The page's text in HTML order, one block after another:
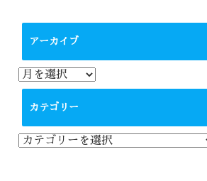
アーカイブ
ア
ー
カテゴリー
カ
テ